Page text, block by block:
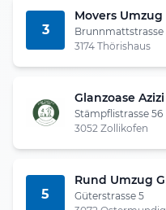
3
Movers Umzug
Brunnmattstrasse
3174 Thörishaus
Glanzoase Azizi
Stämpflistrasse 56
3052 Zollikofen
5
Rund Umzug
Güterstrasse 5